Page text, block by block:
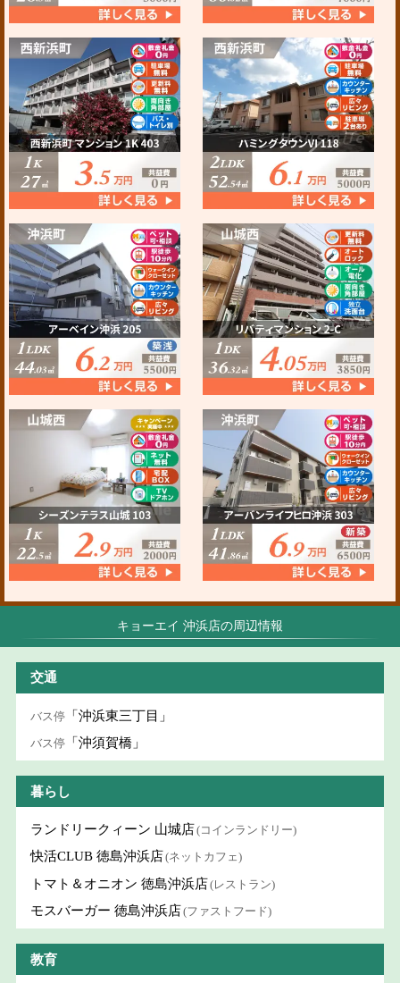
キョーエイ 沖浜店の周辺情報
交通
バス停 「沖浜東三丁目」
バス停 「沖須賀橋」
暮らし
ランドリークィーン 山城店(コインランドリー)
快活CLUB 徳島沖浜店(ネットカフェ)
トマト＆オニオン 徳島沖浜店(レストラン)
モスバーガー 徳島沖浜店(ファストフード)
教育